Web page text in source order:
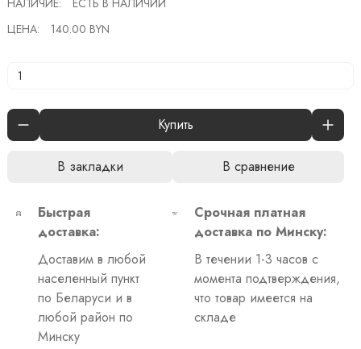
ЦЕНА:
140.00 BYN
Купить
В закладки В сравнение
Быстрая
доставка:
Доставим в любой
населенный пункт
по Беларуси и в
любой район по
Минску
Срочная платная
доставка по Минску:
В течении 1-3 часов с
момента подтверждения,
что товар имеется на
складе